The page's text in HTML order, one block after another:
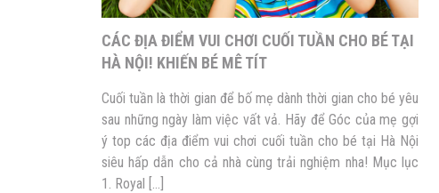
CÁC ĐỊA ĐIỂM VUI CHƠI CUỐI TUẦN CHO BÉ TẠI
HÀ NỘI! KHIẾN BÉ MÊ TÍT
Cuối tuần là thời gian để bố mẹ dành thời gian cho bé yêu
sau những ngày làm việc vất vả. Hãy để Góc của mẹ gợi
ý top các địa điểm vui chơi cuối tuần cho bé tại Hà Nội
siêu hấp dẫn cho cả nhà cùng trải nghiệm nha! Mục lục
1. Royal […]